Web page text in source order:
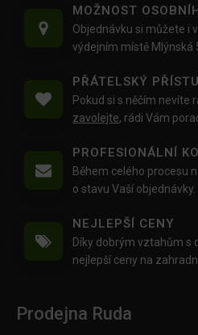
MOŽNOST
Objednávku si můžete i
výdejním místě Mlýnská
PŘÁTELSKÝ
Pokud si s něčím nevíte
zavolejte, rádi Vám
PROFESIONÁLNÍ
Během celého procesu
o stavu Vaší objednávky.
NEJLEPŠÍ CENY
Díky dobrým vztahům s
nejlepší ceny na
Prodejna Ruda